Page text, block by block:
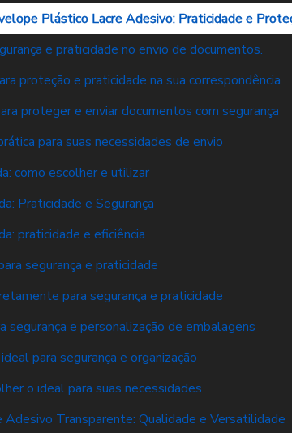
Plástico Lacre Adesivo: Praticidade e
e praticidade no envio de documentos.
proteção e praticidade na sua correspondência
proteger e enviar documentos com segurança
para suas necessidades de envio
como escolher e utilizar
Praticidade e Segurança
praticidade e eficiência
segurança e praticidade
para segurança e praticidade
e personalização de embalagens
para segurança e organização
o ideal para suas necessidades
Adesivo Transparente: Qualidade e Versatilidade